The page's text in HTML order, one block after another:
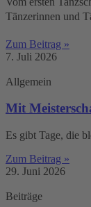
Tänzerinnen und
Zum Beitrag »
7. Juli 2026
Allgemein
Mit
Es gibt Tage, die
Zum Beitrag »
29. Juni 2026
Beiträge